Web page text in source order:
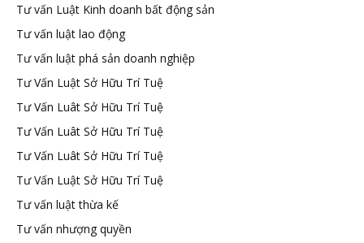
Tư vấn Luật Kinh doanh bất động sản
Tư vấn luật lao động
Tư vấn luật phá sản doanh nghiệp
Tư Vấn Luật Sở Hữu Trí Tuệ
Tư Vấn Luât Sở Hữu Trí Tuệ
Tư Vấn Luât Sở Hữu Trí Tuệ
Tư Vấn Luât Sở Hữu Trí Tuệ
Tư Vấn Luật Sở Hữu Trí Tuệ
Tư vấn luật thừa kế
Tư vấn nhượng quyền